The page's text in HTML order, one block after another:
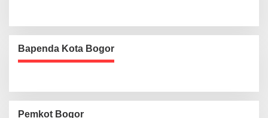
Bapenda Kota Bogor
Pemkot Bogor